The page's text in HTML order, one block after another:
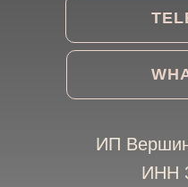
ИП
ИНН